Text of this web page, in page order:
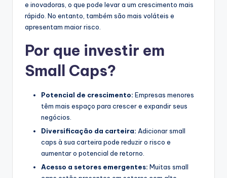
e inovadoras, o que pode levar a um crescimento mais
rápido. No entanto, também são mais voláteis e
apresentam maior risco.
Por que investir em
Small Caps?
Potencial de crescimento: Empresas menores
têm mais espaço para crescer e expandir seus
negócios.
Diversificação da carteira: Adicionar small
caps à sua carteira pode reduzir o risco e
aumentar o potencial de retorno.
Acesso a setores emergentes: Muitas small